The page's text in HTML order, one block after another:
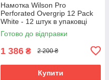
Намотка Wilson Pro
Perforated Overgrip 12 Pack
White - 12 штук в упаковці
намоток з перфорацією для
тенісу
Готово до відправки
1 386 ₴ 2 200 ₴
Купити